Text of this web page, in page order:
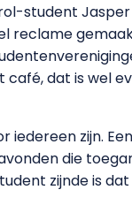
student Jasper
reclame
dat is wel
iedereen zijn.
die
zijnde is dat